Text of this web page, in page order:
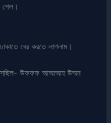
গেল।
বের করতে লাগলাম।
আসছিল- উফফফ আআআহ উম্মন